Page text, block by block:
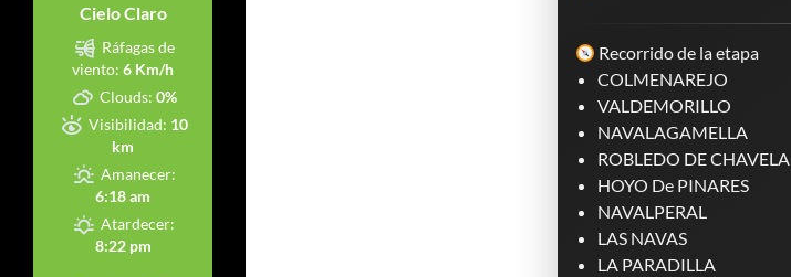
Recorrido de la etapa
COLMENAREJO
VALDEMORILLO
NAVALAGAMELLA
ROBLEDO DE CHAVELA
HOYO De PINARES
NAVALPERAL
LAS NAVAS
LA PARADILLA
Cielo Claro
Ráfagas de
viento: 6 Km/h
Clouds: 0%
Visibilidad: 10
km
Amanecer:
6:18 am
Atardecer:
8:22 pm